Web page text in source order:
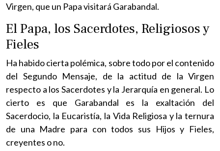
Virgen, que un Papa visitará Garabandal.
El Papa, los Sacerdotes, Religiosos y
Fieles
Ha habido cierta polémica, sobre todo por el contenido
del Segundo Mensaje, de la actitud de la Virgen
respecto a los Sacerdotes y la Jerarquía en general. Lo
cierto es que Garabandal es la exaltación del
Sacerdocio, la Eucaristía, la Vida Religiosa y la ternura
de una Madre para con todos sus Hijos y Fieles,
creyentes o no.